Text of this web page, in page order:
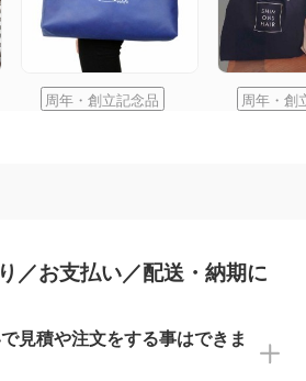
周年・創立記念品 周年・創
／お支払い／配送・納期に
見積や注文をする事はできま